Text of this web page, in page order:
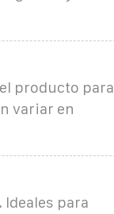
producto para
variar en
para